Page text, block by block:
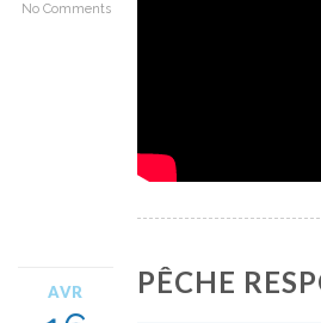
No Comments
AVR PÊCHE